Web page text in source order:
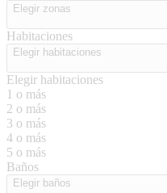
Elegir zonas
Habitaciones
Elegir habitaciones
Elegir habitaciones
1 o más
2 o más
3 o más
4 o más
5 o más
Baños
Elegir baños